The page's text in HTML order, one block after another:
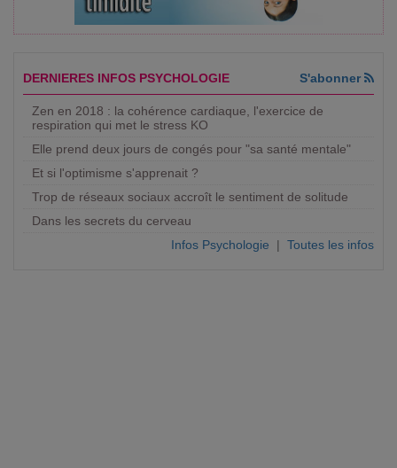
DERNIERES INFOS PSYCHOLOGIE S'abonner
Zen en 2018 : la cohérence cardiaque, l'exercice de
respiration qui met le stress KO
Elle prend deux jours de congés pour "sa santé mentale"
Et si l'optimisme s'apprenait ?
Trop de réseaux sociaux accroît le sentiment de solitude
Dans les secrets du cerveau
Infos Psychologie | Toutes les infos